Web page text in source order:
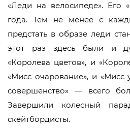
«Леди на велосипеде». Его
года. Тем не менее с
предстать в образе леди
этот раз здесь были и
«Королева цветов», и
«Мисс очарование», и «Мисс
совершенство» — всего
Завершили колесный
скейтбордисты.